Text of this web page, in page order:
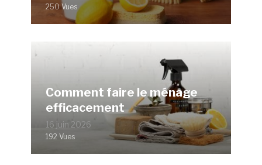
250 Vues
Comment faire le ménage
efficacement
16 juin 2026
192 Vues